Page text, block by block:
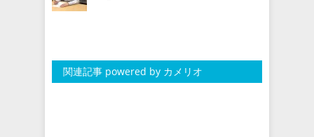
関連記事 powered by カメリオ